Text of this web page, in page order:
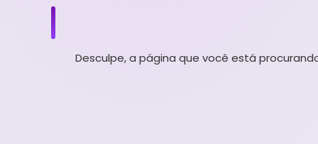
Desculpe, a página que você está